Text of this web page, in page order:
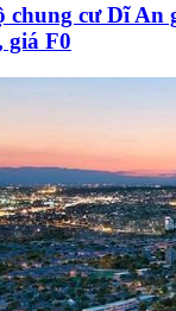
chung cư Dĩ An
giá F0